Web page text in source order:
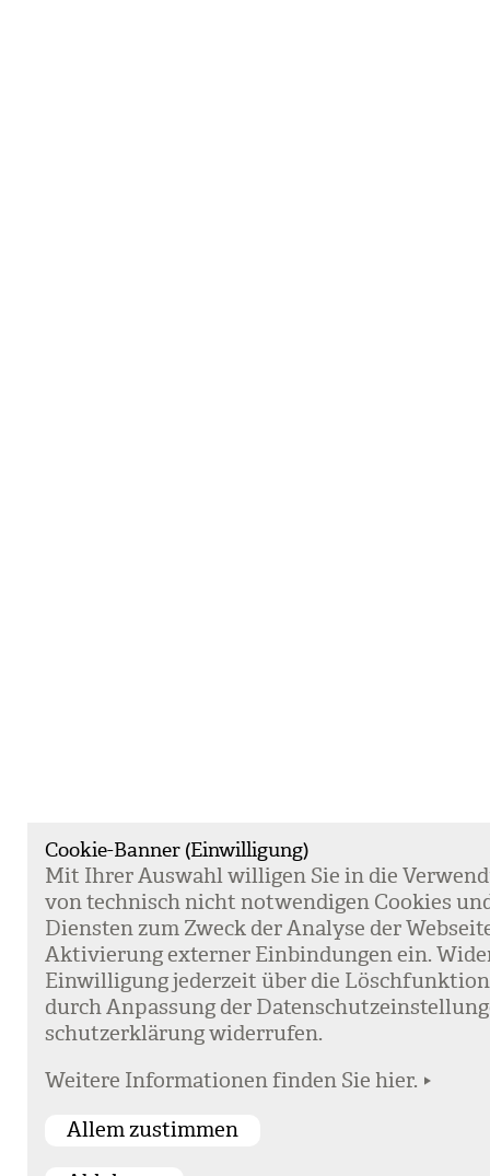
Cookie-Banner (Einwilligung)
Mit Ihrer Aus­wahl wil­li­gen Sie in die
von tech­nisch nicht not­wen­di­gen Coo­kies
Diens­ten zum Zweck der Ana­lyse der
Akti­vie­rung exter­ner Ein­bin­dun­gen ein.
Ein­wil­li­gung jeder­zeit über die
durch Anpas­sung der
schutz­er­klä­rung wider­ru­fen.
Weitere Informationen finden Sie hier.